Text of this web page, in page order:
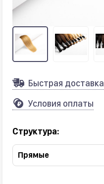
Быстрая доставка
Условия оплаты
Структура:
Прямые